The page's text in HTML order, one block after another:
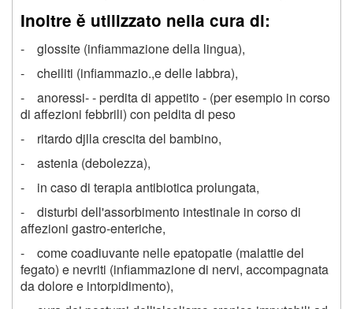
Inoltre ě utilizzato nella cura di:
- glossite (infiammazione della lingua),
- cheiliti (infiammazio.,e delle labbra),
- anoressi- - perdita di appetito - (per esempio in corso
di affezioni febbrili) con peidita di peso
- ritardo djlla crescita del bambino,
- astenia (debolezza),
- in caso di terapia antibiotica prolungata,
- disturbi dell'assorbimento intestinale in corso di
affezioni gastro-enteriche,
- come coadiuvante nelle epatopatie (malattie del
fegato) e nevriti (infiammazione di nervi, accompagnata
da dolore e intorpidimento),